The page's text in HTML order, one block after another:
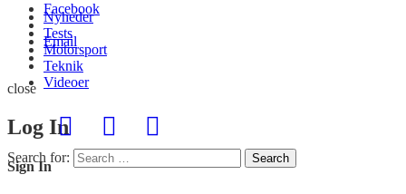
Nyheder
Tests
Motorsport
Teknik
Videoer
Search for: Search
Facebook
Email
close
Log In
Sign In